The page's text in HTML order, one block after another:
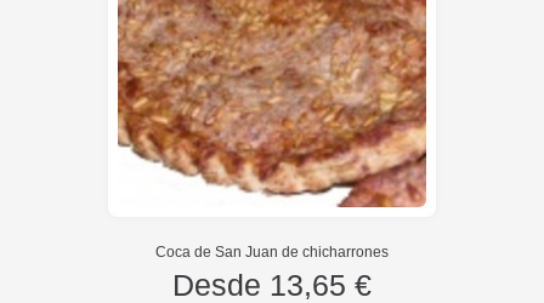
Coca de San Juan de chicharrones
Desde 13,65 €